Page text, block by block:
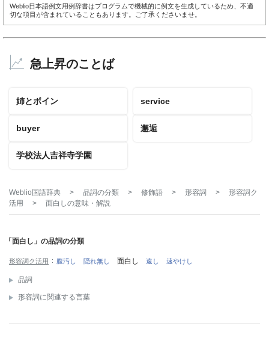
Weblio日本語例文用例辞書はプログラムで機械的に例文を生成しているため、不適
切な項目が含まれていることもあります。ご了承くださいませ。
急上昇のことば
姉とボイン service
buyer 邂逅
学校法人吉祥寺学園
Weblio国語辞典 > 品詞の分類 > 修飾語 > 形容詞 >
形容詞ク
活用
> 面白しの意味・解説
「面白し」の品詞の分類
形容詞ク活用 腹汚し 隠れ無し 面白し 遠し 速やけし
品詞
形容詞に関連する言葉